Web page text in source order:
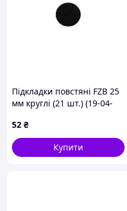
Підкладки повстяні FZB 25
мм круглі (21 шт.) (19-04-
52 ₴
Купити